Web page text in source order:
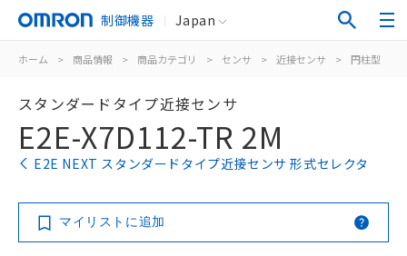
制御機器 Japan
ホーム > 商品情報 > 商品カテゴリ > センサ > 近接センサ > 円柱型
スタンダードタイプ近接センサ
E2E-X7D112-TR 2M
E2E NEXT スタンダードタイプ近接センサ 形式セレクタ
マイリストに追加